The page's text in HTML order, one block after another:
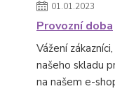
01.01.2023
Provozní doba
Vážení
našeho skladu
na našem e-